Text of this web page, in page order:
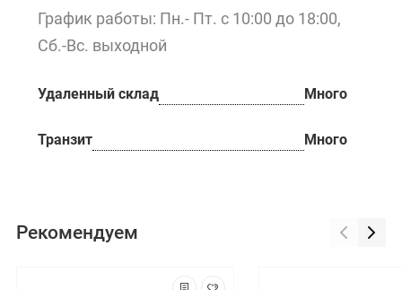
График работы: Пн.- Пт. с 10:00 до 18:00,
Сб.-Вс. выходной
Удаленный склад Много
Транзит Много
Рекомендуем